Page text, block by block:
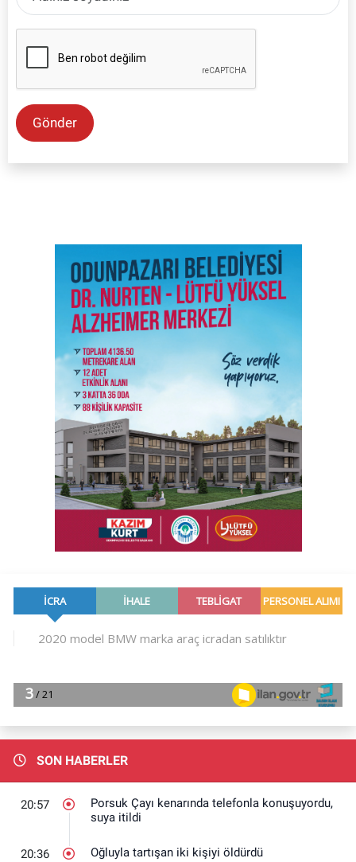
Gönder
SON HABERLER
20:57
Porsuk Çayı kenarında telefonla konuşuyordu,
suya itildi
20:36 Oğluyla tartışan iki kişiyi öldürdü